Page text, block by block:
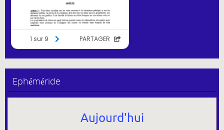
Ephéméride
Aujourd'hui